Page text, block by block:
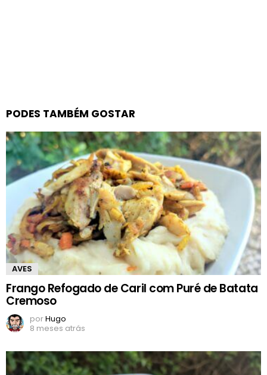
PODES TAMBÉM GOSTAR
AVES
Frango Refogado de Caril com Puré de Batata
Cremoso
porHugo
8 meses atrás